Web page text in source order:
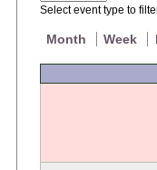
Select event type to
Month Week